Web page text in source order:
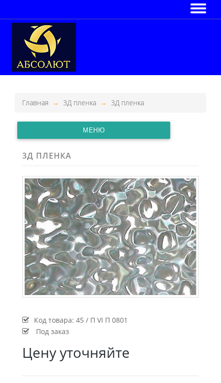
Главная 3Д пленка 3Д пленка
МЕНЮ
3Д ПЛЕНКА
Код товара: 45 / П VI П 0801
Под заказ
Цену уточняйте